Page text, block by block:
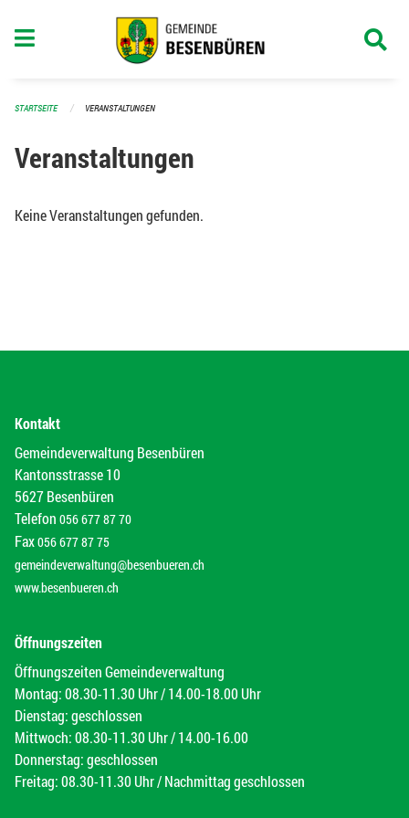
STARTSEITE VERANSTALTUNGEN
Veranstaltungen
Keine Veranstaltungen gefunden.
Kontakt
Gemeindeverwaltung Besenbüren
Kantonsstrasse 10
5627 Besenbüren
Telefon 056 677 87 70
Fax056 677 87 75
gemeindeverwaltung@besenbueren.ch
www.besenbueren.ch
Öffnungszeiten
Öffnungszeiten Gemeindeverwaltung
Montag: 08.30-11.30 Uhr / 14.00-18.00 Uhr
Dienstag: geschlossen
Mittwoch: 08.30-11.30 Uhr / 14.00-16.00
Donnerstag: geschlossen
Freitag: 08.30-11.30 Uhr / Nachmittag geschlossen